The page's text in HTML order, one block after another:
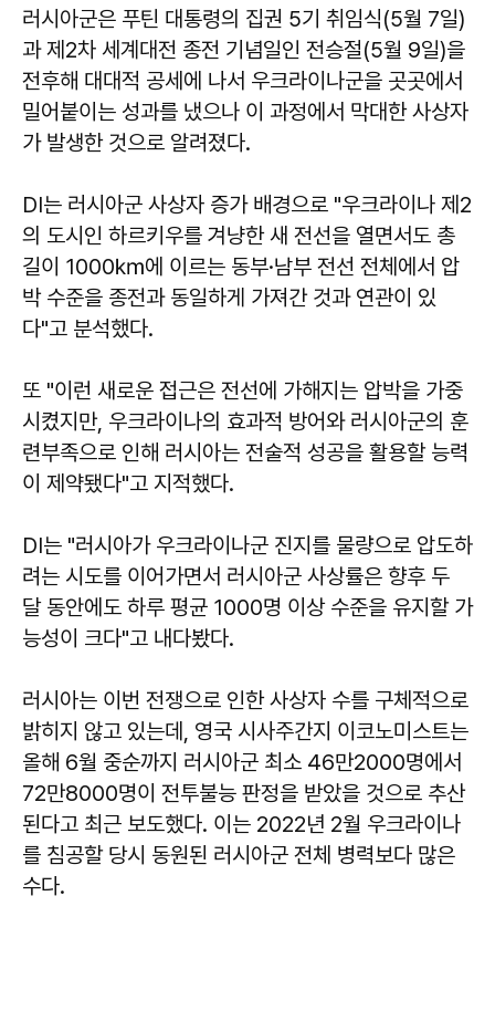
러시아군은 푸틴 대통령의 집권 5기 취임식(5월 7일)
과 제2차 세계대전 종전 기념일인 전승절(5월 9일)을
전후해 대대적 공세에 나서 우크라이나군을 곳곳에서
밀어붙이는 성과를 냈으나 이 과정에서 막대한 사상자
가 발생한 것으로 알려졌다.
DI는 러시아군 사상자 증가 배경으로 "우크라이나 제2
의 도시인 하르키우를 겨냥한 새 전선을 열면서도 총
길이 1000㎞에 이르는 동부·남부 전선 전체에서 압
박 수준을 종전과 동일하게 가져간 것과 연관이 있
다"고 분석했다.
또 "이런 새로운 접근은 전선에 가해지는 압박을 가중
시켰지만, 우크라이나의 효과적 방어와 러시아군의 훈
련부족으로 인해 러시아는 전술적 성공을 활용할 능력
이 제약됐다"고 지적했다.
DI는 "러시아가 우크라이나군 진지를 물량으로 압도하
려는 시도를 이어가면서 러시아군 사상률은 향후 두
달 동안에도 하루 평균 1000명 이상 수준을 유지할 가
능성이 크다"고 내다봤다.
러시아는 이번 전쟁으로 인한 사상자 수를 구체적으로
밝히지 않고 있는데, 영국 시사주간지 이코노미스트는
올해 6월 중순까지 러시아군 최소 46만2000명에서
72만8000명이 전투불능 판정을 받았을 것으로 추산
된다고 최근 보도했다. 이는 2022년 2월 우크라이나
를 침공할 당시 동원된 러시아군 전체 병력보다 많은
수다.